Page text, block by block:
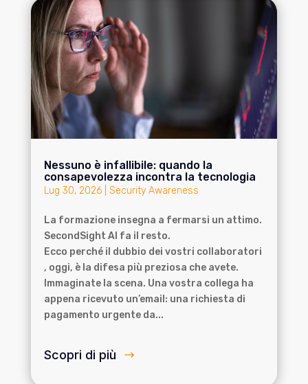
Nessuno è infallibile: quando la
consapevolezza incontra la tecnologia
Lug 30, 2026| Security Awareness
La formazione insegna a fermarsi un attimo.
SecondSight AI fa il resto.
Ecco perché il dubbio dei vostri collaboratori
, oggi, è la difesa più preziosa che avete.
Immaginate la scena. Una vostra collega ha
appena ricevuto un’email: una richiesta di
pagamento urgente da...
Scopri di più